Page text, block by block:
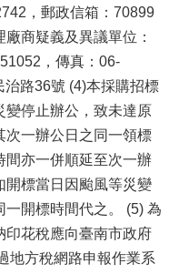
，郵政信箱：70899
商疑義及異議單位：
，傳真：06-
路36號 (4)本採購招標
變停止辦公，致未達原
次一辦公日之同一領標
間亦一併順延至次一辦
開標當日因颱風等災變
開標時間代之。 (5) 為
印花稅應向臺南市政府
地方稅網路申報作業系